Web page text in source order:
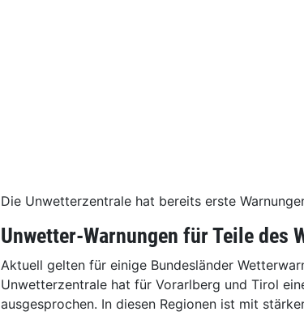
Die Unwetterzentrale hat bereits erste
Unwetter-Warnungen für Teile des
Aktuell gelten für einige Bundesländer
Unwetterzentrale hat für Vorarlberg und Tirol
ausgesprochen. In diesen Regionen ist mit